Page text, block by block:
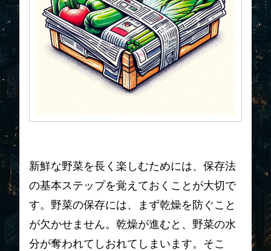
新鮮な野菜を長く楽しむためには、保存法
の基本ステップを覚えておくことが大切で
す。野菜の保存には、まず乾燥を防ぐこと
が欠かせません。乾燥が進むと、野菜の水
分が奪われてしおれてしまいます。そこ